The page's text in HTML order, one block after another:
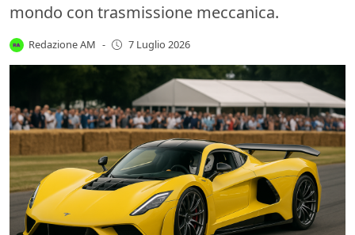
mondo con trasmissione meccanica.
Redazione AM - 7 Luglio 2026